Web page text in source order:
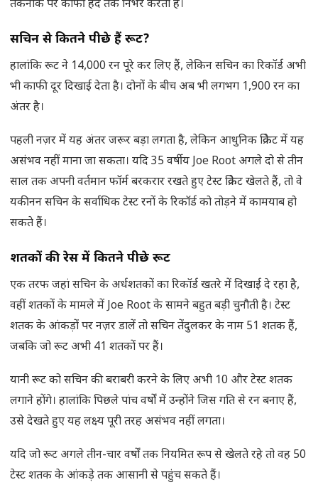
तकनीक पर काफी हद तक निर्भर करती है।
सचिन से कितने पीछे हैं रूट?
हालांकि रूट ने 14,000 रन पूरे कर लिए हैं, लेकिन सचिन का रिकॉर्ड अभी
भी काफी दूर दिखाई देता है। दोनों के बीच अब भी लगभग 1,900 रन का
अंतर है।
पहली नज़र में यह अंतर जरूर बड़ा लगता है, लेकिन आधुनिक क्रिकेट में यह
असंभव नहीं माना जा सकता। यदि 35 वर्षीय Joe Root अगले दो से तीन
साल तक अपनी वर्तमान फॉर्म बरकरार रखते हुए टेस्ट क्रिकेट खेलते हैं, तो वे
यकीनन सचिन के सर्वाधिक टेस्ट रनों के रिकॉर्ड को तोड़ने में कामयाब हो
सकते हैं।
शतकों की रेस में कितने पीछे रूट
एक तरफ जहां सचिन के अर्धशतकों का रिकॉर्ड खतरे में दिखाई दे रहा है,
वहीं शतकों के मामले में Joe Root के सामने बहुत बड़ी चुनौती है। टेस्ट
शतक के आंकड़ों पर नज़र डालें तो सचिन तेंदुलकर के नाम 51 शतक हैं,
जबकि जो रूट अभी 41 शतकों पर हैं।
यानी रूट को सचिन की बराबरी करने के लिए अभी 10 और टेस्ट शतक
लगाने होंगे। हालांकि पिछले पांच वर्षों में उन्होंने जिस गति से रन बनाए हैं,
उसे देखते हुए यह लक्ष्य पूरी तरह असंभव नहीं लगता।
यदि जो रूट अगले तीन-चार वर्षों तक नियमित रूप से खेलते रहे तो वह 50
टेस्ट शतक के आंकड़े तक आसानी से पहुंच सकते हैं।